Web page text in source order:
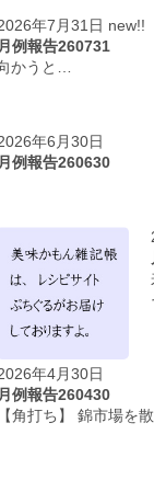
年7月31日 new!!
月例報告260731
かうと…
年6月30日
月例報告260630
年4月30日
月例報告260430
【角打ち】 錦市場を